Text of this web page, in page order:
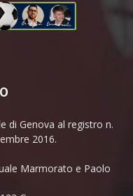
di Genova al registro n.
2016.
Marmorato e Paolo